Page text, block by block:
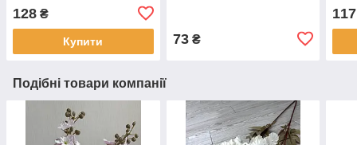
128 ₴
Купити 73₴
117
Подібні товари компанії